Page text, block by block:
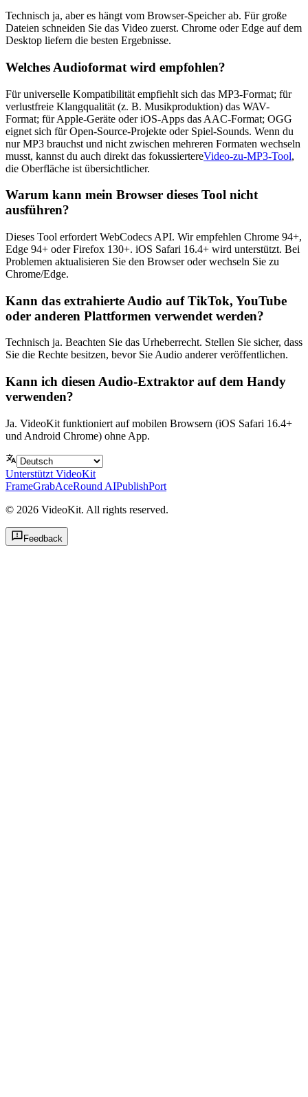
Technisch ja, aber es hängt vom Browser-Speicher ab. Für große
Dateien schneiden Sie das Video zuerst. Chrome oder Edge auf dem
Desktop liefern die besten Ergebnisse.
Welches Audioformat wird empfohlen?
Für universelle Kompatibilität empfiehlt sich das MP3-Format; für
verlustfreie Klangqualität (z. B. Musikproduktion) das WAV-
Format; für Apple-Geräte oder iOS-Apps das AAC-Format; OGG
eignet sich für Open-Source-Projekte oder Spiel-Sounds. Wenn du
nur MP3 brauchst und nicht zwischen mehreren Formaten wechseln
musst, kannst du auch direkt das fokussiertereVideo-zu-MP3-Tool,
die Oberfläche ist übersichtlicher.
Warum kann mein Browser dieses Tool nicht
ausführen?
Dieses Tool erfordert WebCodecs API. Wir empfehlen Chrome 94+,
Edge 94+ oder Firefox 130+. iOS Safari 16.4+ wird unterstützt. Bei
Problemen aktualisieren Sie den Browser oder wechseln Sie zu
Chrome/Edge.
Kann das extrahierte Audio auf TikTok, YouTube
oder anderen Plattformen verwendet werden?
Technisch ja. Beachten Sie das Urheberrecht. Stellen Sie sicher, dass
Sie die Rechte besitzen, bevor Sie Audio anderer veröffentlichen.
Kann ich diesen Audio-Extraktor auf dem Handy
verwenden?
Ja. VideoKit funktioniert auf mobilen Browsern (iOS Safari 16.4+
und Android Chrome) ohne App.
Unterstützt VideoKit
FrameGrabAceRound AIPublishPort
© 2026 VideoKit. All rights reserved.
Feedback